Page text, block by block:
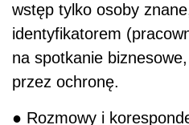
wstęp tylko osoby
identyfikatorem
na spotkanie
przez ochronę.
● Rozmowy i